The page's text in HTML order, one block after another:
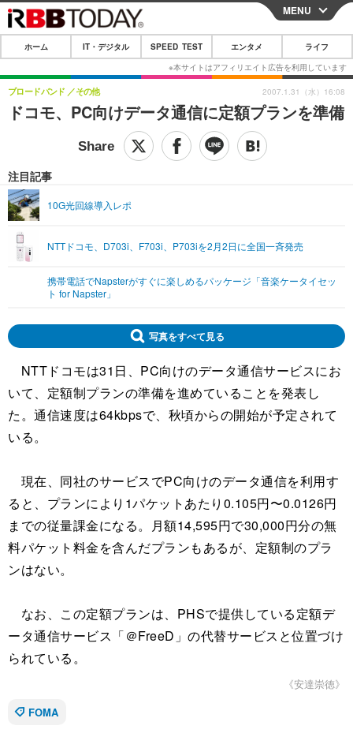
CLOSE
ホーム
IT・デジタル
IT・デジタルTOP スマートフォン
ネタ ガジェット・ツール
SPEED TEST
音楽 スポーツ
グラビア ブログ
ライフ
ペット ショッピング
その他
リリース一覧
プッシュ通知の停止方法
MENU
ホーム IT・デジタル SPEED TEST エンタメ ライフ
ドコモ、PC向けデータ通信に定額プランを準備
ブロードバンド その他
注目記事
10G光回線導入レポ
NTTドコモ、D703i、F703i、P703iを2月2日に全国一斉発売
携帯電話でNapsterがすぐに楽しめるパッケージ「音楽ケータイセッ
ト for Napster」
2007.1.31（水）16:08
写真をすべて見る
NTTドコモは31日、PC向けのデータ通信サービスにお
いて、定額制プランの準備を進めていることを発表し
た。通信速度は64kbpsで、秋頃からの開始が予定されて
いる。
現在、同社のサービスでPC向けのデータ通信を利用す
ると、プランにより1パケットあたり0.105円〜0.0126円
までの従量課金になる。月額14,595円で30,000円分の無
料パケット料金を含んだプランもあるが、定額制のプラ
ンはない。
なお、この定額プランは、PHSで提供している定額デ
ータ通信サービス「＠FreeD」の代替サービスと位置づけ
られている。
《安達崇徳》
FOMA